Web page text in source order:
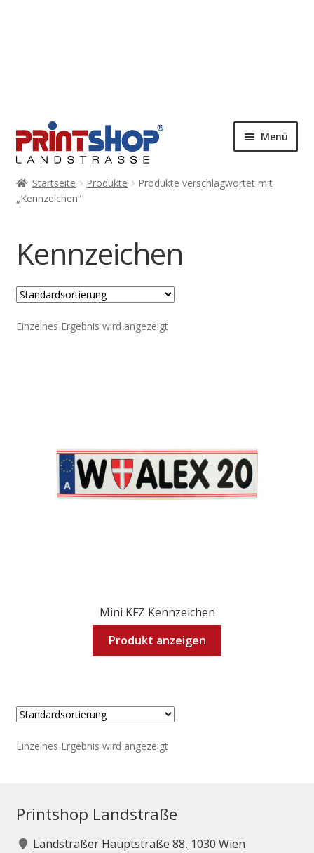
Menü
Startseite Produkte
Produkte verschlagwortet mit
„Kennzeichen“
Kennzeichen
Einzelnes Ergebnis wird angezeigt
Mini KFZ Kennzeichen
Produkt anzeigen
Einzelnes Ergebnis wird angezeigt
Printshop Landstraße
Landstraßer Hauptstraße 88, 1030 Wien